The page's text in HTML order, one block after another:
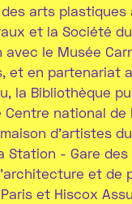
arts plastiques
et la Société du
avec le Musée
et en partenariat
la Bibliothèque
Centre national de
d’artistes
Station - Gare des
et de
Paris et Hiscox